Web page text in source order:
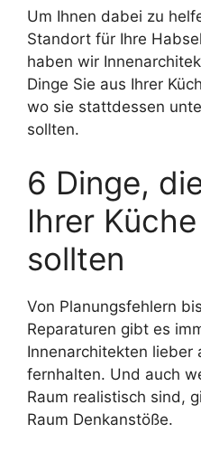
Um Ihnen dabei zu
Standort für Ihre
haben wir
Dinge Sie aus Ihrer
wo sie stattdessen
sollten.
6 Dinge,
Ihrer
sollten
Von Planungsfehlern
Reparaturen gibt es
Innenarchitekten lieber
fernhalten. Und auch
Raum realistisch sind,
Raum Denkanstöße.